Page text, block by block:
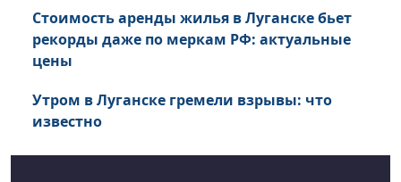
Стоимость аренды жилья в Луганске бьет
рекорды даже по меркам РФ: актуальные
цены
Утром в Луганске гремели взрывы: что
известно